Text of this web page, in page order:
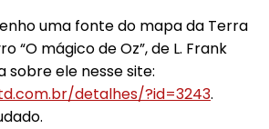
uma fonte do mapa da Terra
“O mágico de Oz”, de L. Frank
sobre ele nesse site:
detalhes/?id=3243.